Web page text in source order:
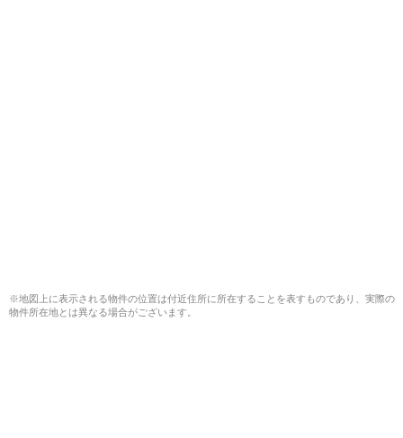
※地図上に表示される物件の位置は付近住所に所在することを表すものであり、実際の
物件所在地とは異なる場合がございます。